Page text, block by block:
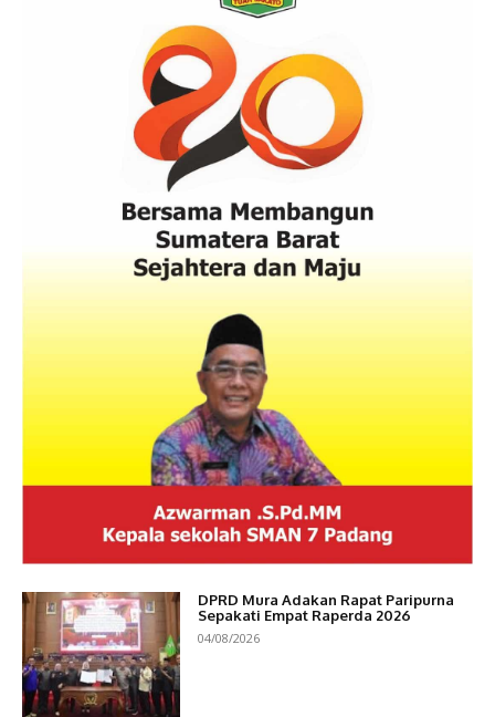
DPRD Mura Adakan Rapat Paripurna
Sepakati Empat Raperda 2026
04/08/2026